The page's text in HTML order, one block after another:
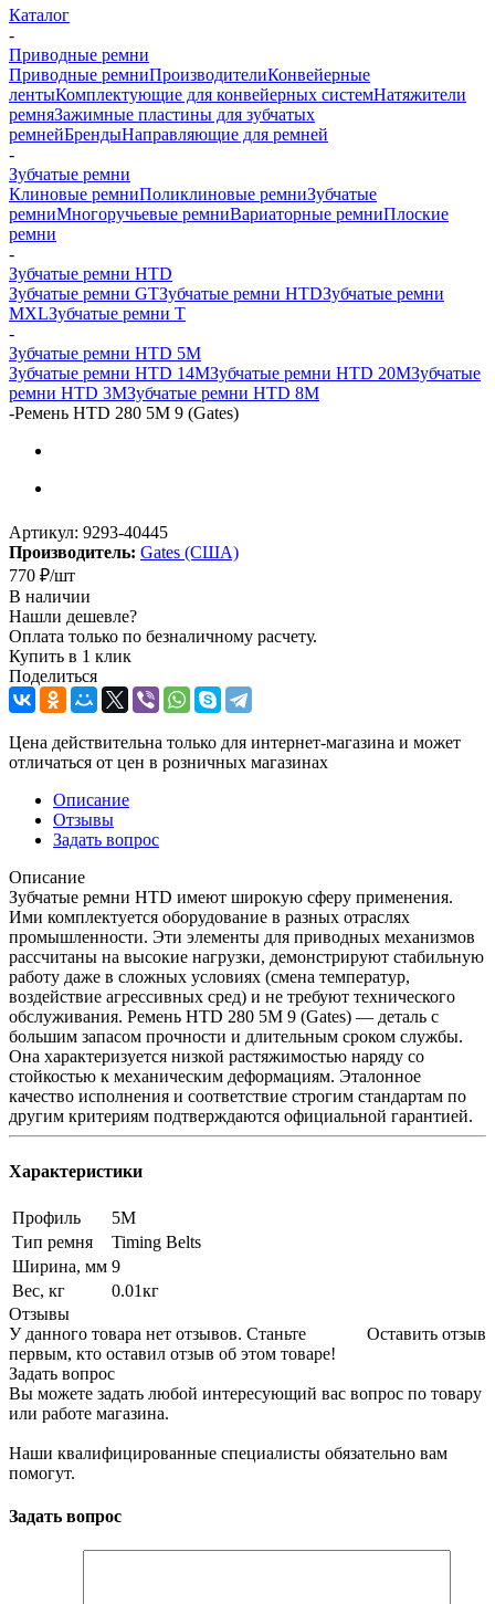
Каталог
-
Приводные ремни
Приводные ремниПроизводителиКонвейерные
лентыКомплектующие для конвейерных системНатяжители
ремняЗажимные пластины для зубчатых
ремнейБрендыНаправляющие для ремней
-
Зубчатые ремни
Клиновые ремниПоликлиновые ремниЗубчатые
ремниМногоручьевые ремниВариаторные ремниПлоские
ремни
-
Зубчатые ремни HTD
Зубчатые ремни GTЗубчатые ремни HTDЗубчатые ремни
MXLЗубчатые ремни Т
-
Зубчатые ремни HTD 5M
Зубчатые ремни HTD 14MЗубчатые ремни HTD 20MЗубчатые
ремни HTD 3MЗубчатые ремни HTD 8M
-Ремень HTD 280 5M 9 (Gates)
Артикул: 9293-40445
Производитель: Gates (США)
770 ₽/шт
В наличии
Нашли дешевле?
Оплата только по безналичному расчету.
Купить в 1 клик
Поделиться
Цена действительна только для интернет-магазина и может
отличаться от цен в розничных магазинах
Описание
Отзывы
Задать вопрос
Описание
Зубчатые ремни HTD имеют широкую сферу применения.
Ими комплектуется оборудование в разных отраслях
промышленности. Эти элементы для приводных механизмов
рассчитаны на высокие нагрузки, демонстрируют стабильную
работу даже в сложных условиях (смена температур,
воздействие агрессивных сред) и не требуют технического
обслуживания. Ремень HTD 280 5M 9 (Gates) — деталь с
большим запасом прочности и длительным сроком службы.
Она характеризуется низкой растяжимостью наряду со
стойкостью к механическим деформациям. Эталонное
качество исполнения и соответствие строгим стандартам по
другим критериям подтверждаются официальной гарантией.
Характеристики
Профиль
5M
Тип ремня
Timing Belts
Ширина, мм 9
Вес, кг
0.01кг
Отзывы
Оставить отзыв
У данного товара нет отзывов. Станьте
первым, кто оставил отзыв об этом товаре!
Задать вопрос
Вы можете задать любой интересующий вас вопрос по товару
или работе магазина.
Наши квалифицированные специалисты обязательно вам
помогут.
Задать вопрос